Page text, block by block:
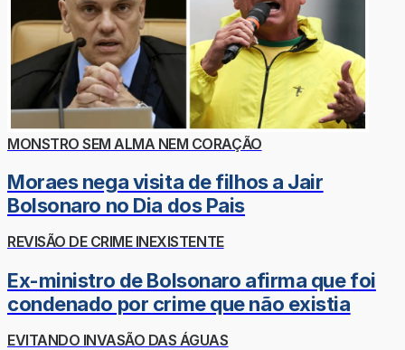
MONSTRO SEM ALMA NEM CORAÇÃO
Moraes nega visita de filhos a Jair
Bolsonaro no Dia dos Pais
REVISÃO DE CRIME INEXISTENTE
Ex-ministro de Bolsonaro afirma que foi
condenado por crime que não existia
EVITANDO INVASÃO DAS ÁGUAS